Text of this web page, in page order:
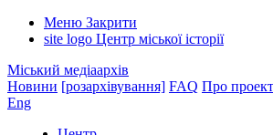
Меню Закрити
site logo Центр міської історії
Міський медіаархів
Новини [розархівування] FAQ Про проект
Eng